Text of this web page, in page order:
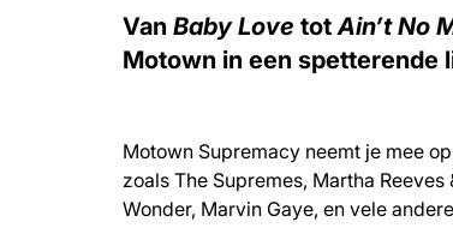
Van Baby Love totAin’t No
Motown in een spetterende
Motown Supremacy neemt je mee
zoals The Supremes, Martha
Wonder, Marvin Gaye, en vele